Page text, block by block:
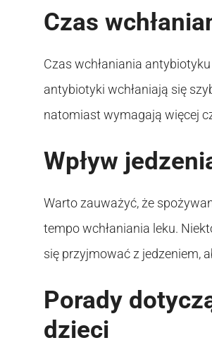
Czas
Czas wchłaniania
antybiotyki wchłaniają się
natomiast wymagają więcej
Wpływ
Warto zauważyć, że
tempo wchłaniania leku.
się przyjmować z jedzeniem,
Porady
dzieci